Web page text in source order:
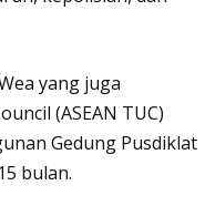
yang juga
(ASEAN TUC)
Gedung Pusdiklat
bulan.